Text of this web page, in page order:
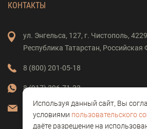
КОНТАКТЫ
ул. Энгельса, 127, г. Чистополь,
Республика Татарстан, Российская
8 (800) 201-05-18
8 (917) 396-71-33
vostok-clock@mail.ru
Используя данный сайт, Вы
условиями пользовательского
даёте разрешение на